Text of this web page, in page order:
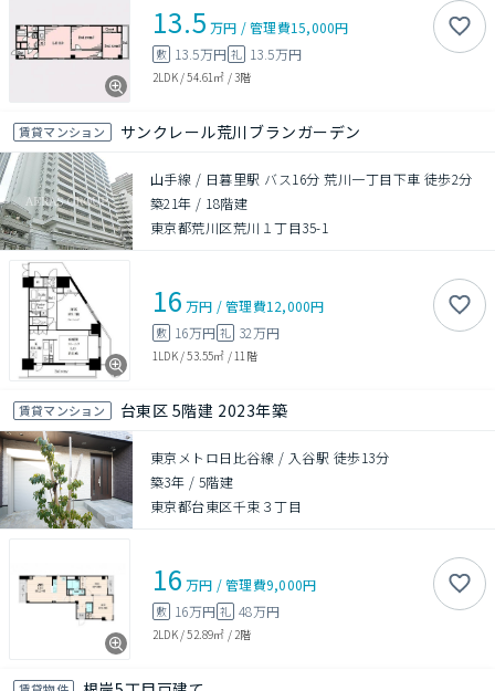
13.5 万円 /管理費15,000円
敷 13.5万円 礼 13.5万円
2LDK/54.61㎡ /3階
賃貸マンション サンクレール荒川ブランガーデン
山手線 / 日暮里駅 バス16分 荒川一丁目下車 徒歩2分
築21年 / 18階建
東京都荒川区荒川１丁目35-1
16 万円 /管理費12,000円
敷 16万円 礼 32万円
1LDK/53.55㎡ / 11階
賃貸マンション 台東区 5階建 2023年築
東京メトロ日比谷線 / 入谷駅 徒歩13分
築3年 / 5階建
東京都台東区千束３丁目
16 万円 /管理費9,000円
敷 16万円 礼 48万円
2LDK/52.89㎡ / 2階